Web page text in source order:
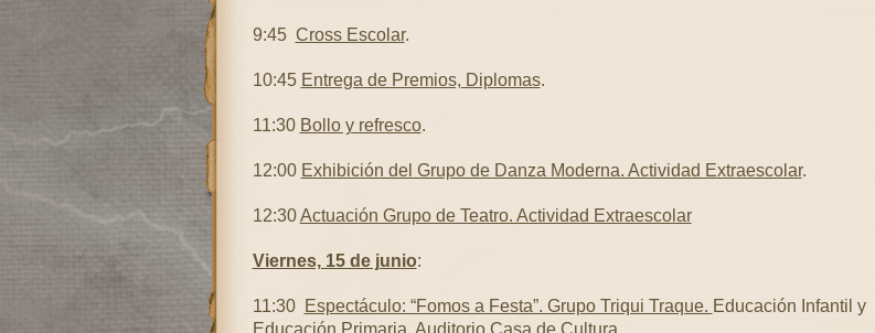
9:45 Cross Escolar.
10:45 Entrega de Premios, Diplomas.
11:30 Bollo y refresco.
12:00 Exhibición del Grupo de Danza Moderna. Actividad Extraescolar.
12:30Actuación Grupo de Teatro. Actividad Extraescolar
Viernes, 15 de junio:
11:30 Espectáculo: “Fomos a Festa”. Grupo Triqui Traque. Educación Infantil y
Educación Primaria. Auditorio Casa de Cultura.